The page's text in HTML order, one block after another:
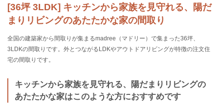
[36坪 3LDK] キッチンから家族を見守れる、陽だ
まりリビングのあたたかな家の間取り
全国の建築家から間取りが集まるmadree（マドリー）で集まった36坪、
3LDKの間取りです。外とつながるLDKやアウトドアリビングが特徴の注文住
宅の間取りです。
キッチンから家族を見守れる、陽だまりリビングの
あたたかな家はこのような方におすすめです